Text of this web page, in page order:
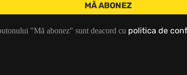
"Mă abonez" sunt deacord cu politica de